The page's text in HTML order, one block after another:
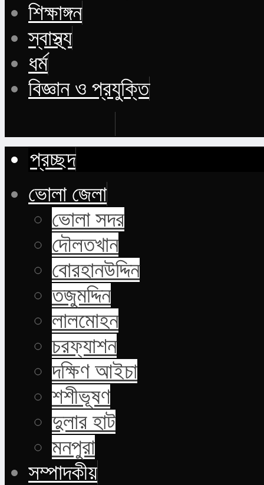
শিক্ষাঙ্গন
স্বাস্থ্য
ধর্ম
বিজ্ঞান ও প্রযুক্তি
প্রচ্ছদ
ভোলা জেলা
ভোলা সদর
দৌলতখান
বোরহানউদ্দিন
তজুমদ্দিন
লালমোহন
চরফ্যাশন
দক্ষিণ আইচা
শশীভূষণ
দুলার হাট
মনপুরা
সম্পাদকীয়